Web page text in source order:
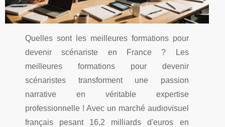
Quelles sont les meilleures formations pour
devenir scénariste en France ? Les
meilleures formations pour devenir
scénaristes transforment une passion
narrative en véritable expertise
professionnelle ! Avec un marché audiovisuel
français pesant 16,2 milliards d'euros en